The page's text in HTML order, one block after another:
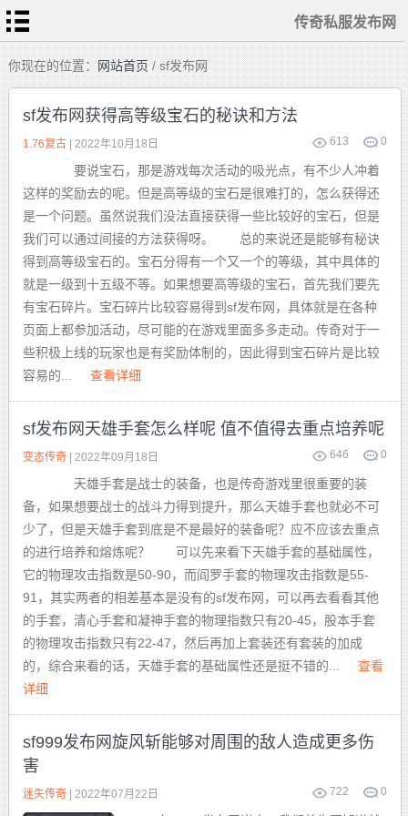
传奇私服发布网
首
页
传
奇
私
服
变
态
传
奇
1.76
复
古
迷
失
传
奇
单
职
业
传
奇
你现在的位置：网站首页/ sf发布网
sf发布网获得高等级宝石的秘诀和方法
613 0
1.76复古| 2022年10月18日
要说宝石，那是游戏每次活动的吸光点，有不少人冲着
这样的奖励去的呢。但是高等级的宝石是很难打的，怎么获得还
是一个问题。虽然说我们没法直接获得一些比较好的宝石，但是
我们可以通过间接的方法获得呀。 总的来说还是能够有秘诀
得到高等级宝石的。宝石分得有一个又一个的等级，其中具体的
就是一级到十五级不等。如果想要高等级的宝石，首先我们要先
有宝石碎片。宝石碎片比较容易得到sf发布网，具体就是在各种
页面上都参加活动，尽可能的在游戏里面多多走动。传奇对于一
些积极上线的玩家也是有奖励体制的，因此得到宝石碎片是比较
容易的...
查看详细
sf发布网天雄手套怎么样呢 值不值得去重点培养呢
646 0
变态传奇| 2022年09月18日
天雄手套是战士的装备，也是传奇游戏里很重要的装
备，如果想要战士的战斗力得到提升，那么天雄手套也就必不可
少了，但是天雄手套到底是不是最好的装备呢？应不应该去重点
的进行培养和熔炼呢？ 可以先来看下天雄手套的基础属性，
它的物理攻击指数是50-90，而阎罗手套的物理攻击指数是55-
91，其实两者的相差基本是没有的sf发布网，可以再去看看其他
的手套，清心手套和凝神手套的物理指数只有20-45，股本手套
的物理攻击指数只有22-47，然后再加上套装还有套装的加成
的，综合来看的话，天雄手套的基础属性还是挺不错的...
查看
详细
sf999发布网旋风斩能够对周围的敌人造成更多伤
害
722 0
迷失传奇| 2022年07月22日